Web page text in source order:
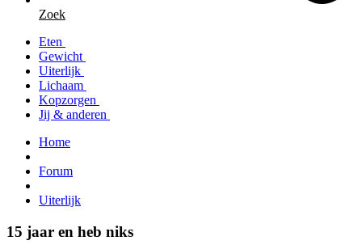
Zoek
Eten
Gewicht
Uiterlijk
Lichaam
Kopzorgen
Jij & anderen
Home
Forum
Uiterlijk
15 jaar en heb niks